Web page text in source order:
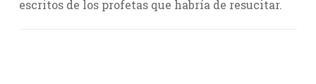
escritos de los profetas que habría de resucitar.